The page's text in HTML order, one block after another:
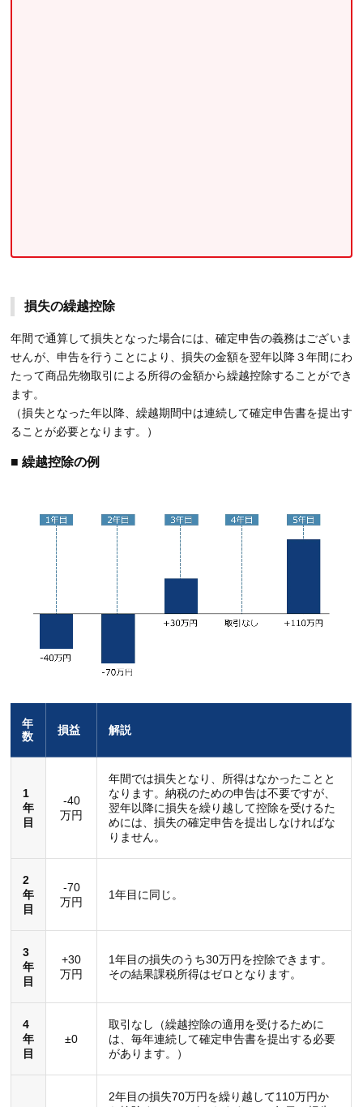
損失の繰越控除
年間で通算して損失となった場合には、確定申告の義務はございま
せんが、申告を行うことにより、損失の金額を翌年以降３年間にわ
たって商品先物取引による所得の金額から繰越控除することができ
ます。
（損失となった年以降、繰越期間中は連続して確定申告書を提出す
ることが必要となります。）
■ 繰越控除の例
年
数
損益 解説
1
年
目
-40
万円
年間では損失となり、所得はなかったことと
なります。納税のための申告は不要ですが、
翌年以降に損失を繰り越して控除を受けるた
めには、損失の確定申告を提出しなければな
りません。
2
年
目
-70
万円
1年目に同じ。
3
年
目
+30
万円
1年目の損失のうち30万円を控除できます。
その結果課税所得はゼロとなります。
4
年
目
±0
取引なし（繰越控除の適用を受けるために
は、毎年連続して確定申告書を提出する必要
があります。）
2年目の損失70万円を繰り越して110万円か